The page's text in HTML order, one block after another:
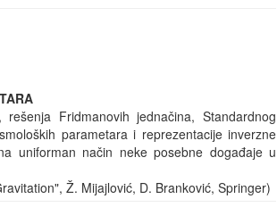
Fridmanovih jednačina, Standardnog
parametara i reprezentacije inverzne
uniforman način neke posebne događaje u
Ž. Mijajlović, D. Branković, Springer)